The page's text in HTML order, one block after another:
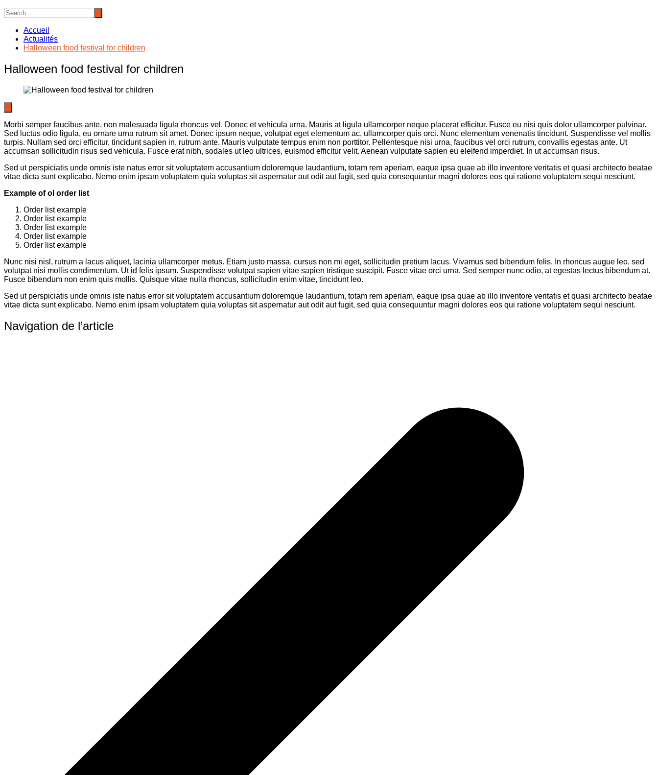
Accueil
Actualités
Halloween food festival for children
Halloween food festival for children
Morbi semper faucibus ante, non malesuada ligula rhoncus vel. Donec et vehicula urna. Mauris at ligula ullamcorper neque placerat efficitur. Fusce eu nisi quis dolor ullamcorper pulvinar.
Sed luctus odio ligula, eu ornare urna rutrum sit amet. Donec ipsum neque, volutpat eget elementum ac, ullamcorper quis orci. Nunc elementum venenatis tincidunt. Suspendisse vel mollis
turpis. Nullam sed orci efficitur, tincidunt sapien in, rutrum ante. Mauris vulputate tempus enim non porttitor. Pellentesque nisi urna, faucibus vel orci rutrum, convallis egestas ante. Ut
accumsan sollicitudin risus sed vehicula. Fusce erat nibh, sodales ut leo ultrices, euismod efficitur velit. Aenean vulputate sapien eu eleifend imperdiet. In ut accumsan risus.
Sed ut perspiciatis unde omnis iste natus error sit voluptatem accusantium doloremque laudantium, totam rem aperiam, eaque ipsa quae ab illo inventore veritatis et quasi architecto beatae
vitae dicta sunt explicabo. Nemo enim ipsam voluptatem quia voluptas sit aspernatur aut odit aut fugit, sed quia consequuntur magni dolores eos qui ratione voluptatem sequi nesciunt.
Example of ol order list
Order list example
Order list example
Order list example
Order list example
Order list example
Nunc nisi nisl, rutrum a lacus aliquet, lacinia ullamcorper metus. Etiam justo massa, cursus non mi eget, sollicitudin pretium lacus. Vivamus sed bibendum felis. In rhoncus augue leo, sed
volutpat nisi mollis condimentum. Ut id felis ipsum. Suspendisse volutpat sapien vitae sapien tristique suscipit. Fusce vitae orci urna. Sed semper nunc odio, at egestas lectus bibendum at.
Fusce bibendum non enim quis mollis. Quisque vitae nulla rhoncus, sollicitudin enim vitae, tincidunt leo.
Sed ut perspiciatis unde omnis iste natus error sit voluptatem accusantium doloremque laudantium, totam rem aperiam, eaque ipsa quae ab illo inventore veritatis et quasi architecto beatae
vitae dicta sunt explicabo. Nemo enim ipsam voluptatem quia voluptas sit aspernatur aut odit aut fugit, sed quia consequuntur magni dolores eos qui ratione voluptatem sequi nesciunt.
Navigation de l’article